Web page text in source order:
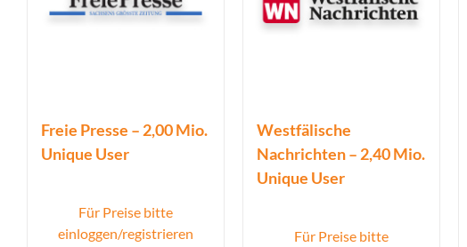
Freie Presse – 2,00 Mio.
Unique User
Für Preise bitte
einloggen/registrieren
Westfälische
Nachrichten – 2,40 Mio.
Unique User
Für Preise bitte